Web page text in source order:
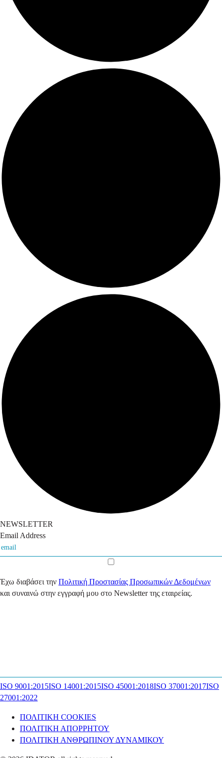
NEWSLETTER
Email Address
Έχω διαβάσει την Πολιτική Προστασίας Προσωπικών Δεδομένων
και συναινώ στην εγγραφή μου στο Newsletter της εταιρείας.
ISO 9001:2015ISO 14001:2015ISO 45001:2018ISO 37001:2017ISO
27001:2022
ΠΟΛΙΤΙΚΗ COOKIES
ΠΟΛΙΤΙΚΗ ΑΠΟΡΡΗΤΟΥ
ΠΟΛΙΤΙΚΗ ΑΝΘΡΩΠΙΝΟΥ ΔΥΝΑΜΙΚΟΥ